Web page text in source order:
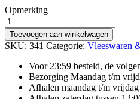
Opmerking
SAKSISCHE
LEVERWORST
aantal
Toevoegen aan winkelwagen
SKU: 341 Categorie: Vleeswaren
Voor 23:59 besteld, de
Bezorging Maandag t/m
Afhalen maandag t/m